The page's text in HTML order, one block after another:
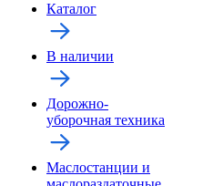
Каталог
В наличии
Дорожно-
уборочная техника
Маслостанции и